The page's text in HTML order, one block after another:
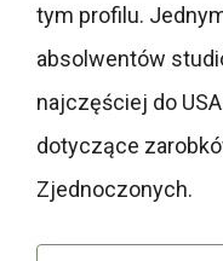
tym profilu.
absolwentów
najczęściej do
dotyczące
Zjednoczonych.